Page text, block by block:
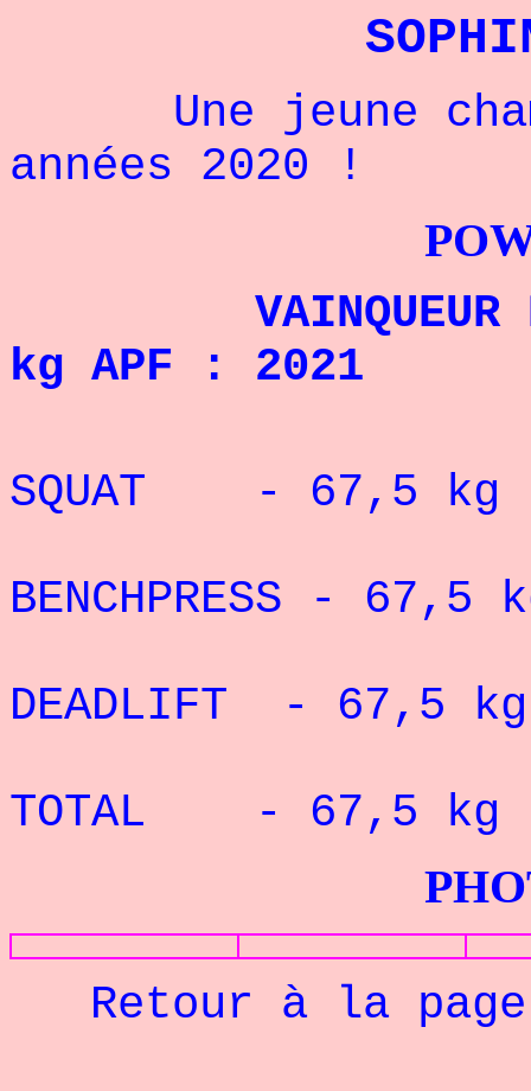
Une jeune
années 2020 !
VAINQUEUR DU
kg APF : 2021
SQUAT - 67,5 kg
BENCHPRESS - 67,5
DEADLIFT - 67,5
TOTAL - 67,5 kg
PHOTOS
Retour à la